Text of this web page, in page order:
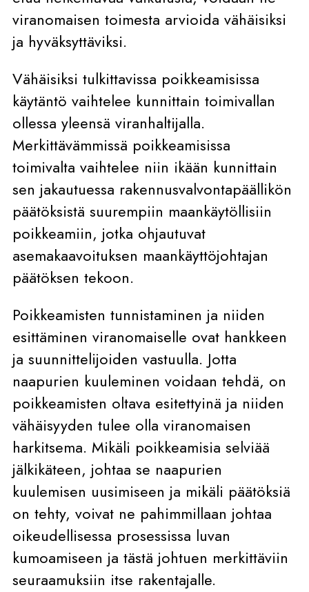
viranomaisen toimesta arvioida vähäisiksi
ja hyväksyttäviksi.
Vähäisiksi tulkittavissa poikkeamisissa
käytäntö vaihtelee kunnittain toimivallan
ollessa yleensä viranhaltijalla.
Merkittävämmissä poikkeamisissa
toimivalta vaihtelee niin ikään kunnittain
sen jakautuessa rakennusvalvontapäällikön
päätöksistä suurempiin maankäytöllisiin
poikkeamiin, jotka ohjautuvat
asemakaavoituksen maankäyttöjohtajan
päätöksen tekoon.
Poikkeamisten tunnistaminen ja niiden
esittäminen viranomaiselle ovat hankkeen
ja suunnittelijoiden vastuulla. Jotta
naapurien kuuleminen voidaan tehdä, on
poikkeamisten oltava esitettyinä ja niiden
vähäisyyden tulee olla viranomaisen
harkitsema. Mikäli poikkeamisia selviää
jälkikäteen, johtaa se naapurien
kuulemisen uusimiseen ja mikäli päätöksiä
on tehty, voivat ne pahimmillaan johtaa
oikeudellisessa prosessissa luvan
kumoamiseen ja tästä johtuen merkittäviin
seuraamuksiin itse rakentajalle.